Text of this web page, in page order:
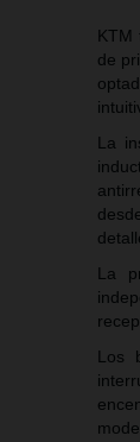
KTM
de
La
La
Los